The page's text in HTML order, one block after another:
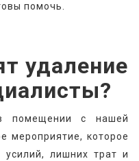
помочь.
удаление
с нашей
мероприятие, которое
усилий, лишних трат и